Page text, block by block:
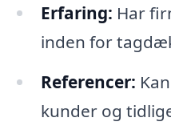
Erfaring: Har
inden for
Referencer:
kunder og